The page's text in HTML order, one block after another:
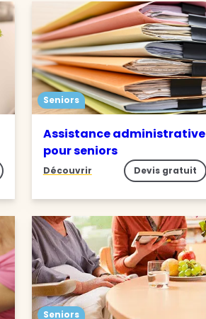
Seniors
Assistance administrative
pour seniors
Découvrir Devis gratuit
Seniors